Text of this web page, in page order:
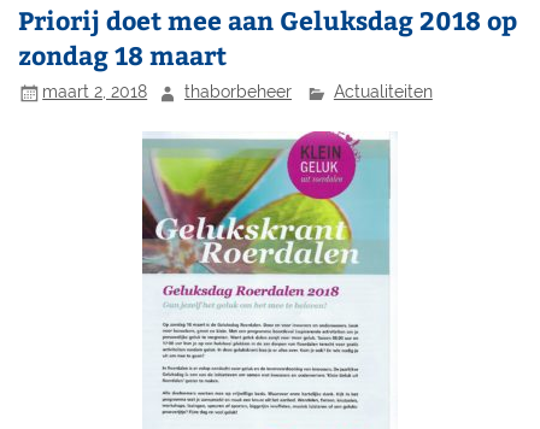
Priorij doet mee aan Geluksdag 2018 op
zondag 18 maart
maart 2, 2018 thaborbeheer Actualiteiten